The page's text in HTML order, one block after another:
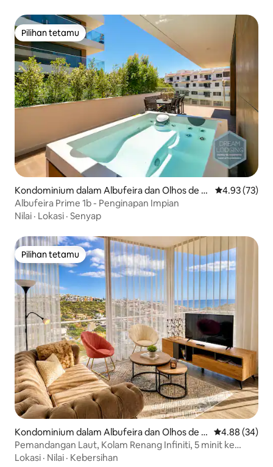
Pilihan tetamu
Pilihan tetamu
Kondominium dalam Albufeira dan Olhos de Á
gua
Penarafan
4.93 (73)
Albufeira Prime 1b - Penginapan Impian
Nilai · Lokasi · Senyap
Pilihan tetamu
Pilihan tetamu
Kondominium dalam Albufeira dan Olhos de Á
gua
Penarafan
4.88 (34)
Pemandangan Laut, Kolam Renang Infiniti, 5 minit ke
Pantai, 3 bilik tidur
Lokasi · Nilai · Kebersihan